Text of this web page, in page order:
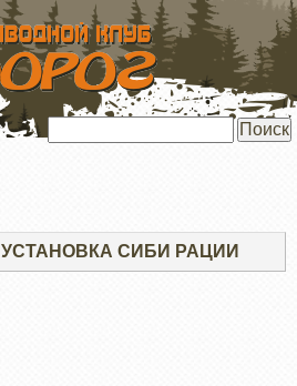
УСТАНОВКА СИБИ РАЦИИ